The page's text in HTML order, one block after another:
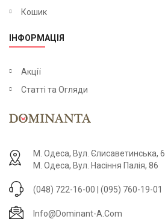
Кошик
ІНФОРМАЦІЯ
Акції
Статті та Огляди
М. Одеса, Вул. Єлисаветинська, 6
М. Одеса, Вул. Насіння Палія, 86
(048) 722-16-00 | (095) 760-19-01
Info@dominant-A.com